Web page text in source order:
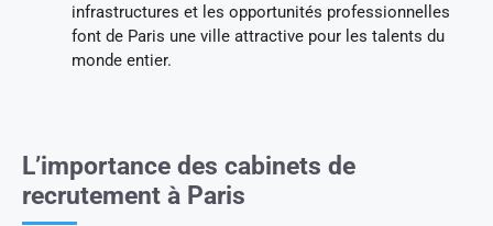
infrastructures et les opportunités professionnelles
font de Paris une ville attractive pour les talents du
monde entier.
L’importance des cabinets de
recrutement à Paris